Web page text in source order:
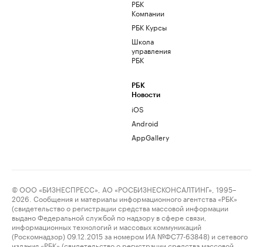
РБК
Компании
РБК Курсы
Школа
управления
РБК
РБК
Новости
iOS
Android
AppGallery
© ООО «БИЗНЕСПРЕСС», АО «РОСБИЗНЕСКОНСАЛТИНГ», 1995–
2026. Сообщения и материалы информационного агентства «РБК»
(свидетельство о регистрации средства массовой информации
выдано Федеральной службой по надзору в сфере связи,
информационных технологий и массовых коммуникаций
(Роскомнадзор) 09.12.2015 за номером ИА №ФС77-63848) и сетевого